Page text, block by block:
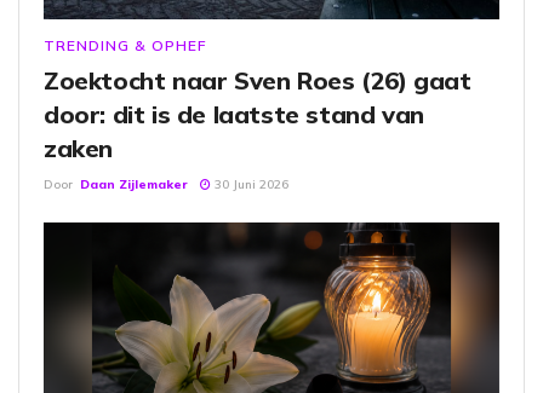
TRENDING & OPHEF
Zoektocht naar Sven Roes (26) gaat
door: dit is de laatste stand van
zaken
Door Daan Zijlemaker 30 Juni 2026